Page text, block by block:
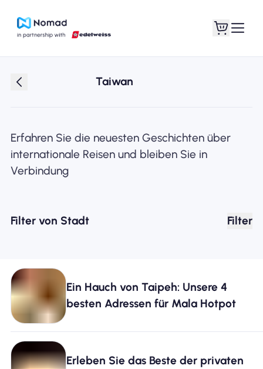
Taiwan
Erfahren Sie die neuesten Geschichten über
internationale Reisen und bleiben Sie in
Verbindung
Filter von Stadt Filter
Ein Hauch von Taipeh: Unsere 4
besten Adressen für Mala Hotpot
Erleben Sie das Beste der privaten